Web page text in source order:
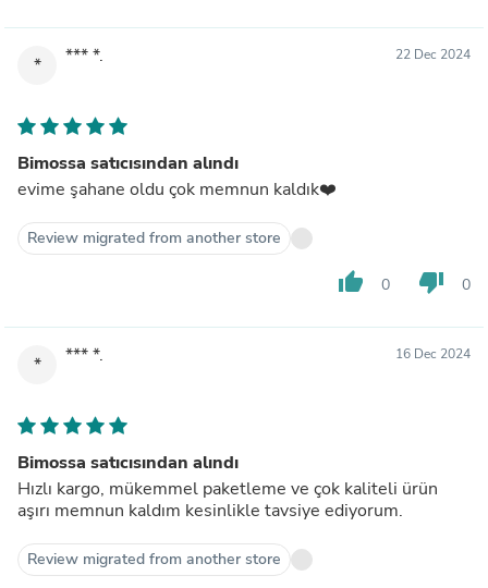
* *** *. 22 Dec 2024
Bimossa satıcısından alındı
evime şahane oldu çok memnun kaldık❤️
Review migrated from another store
thumb_up 0 thumb_down 0
* *** *. 16 Dec 2024
Bimossa satıcısından alındı
Hızlı kargo, mükemmel paketleme ve çok kaliteli ürün
aşırı memnun kaldım kesinlikle tavsiye ediyorum.
Review migrated from another store